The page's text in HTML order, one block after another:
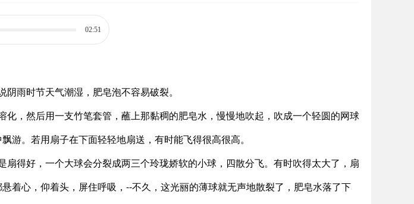
02:51
雨时节天气潮湿，肥皂泡不容易破裂。
，然后用一支竹笔套管，蘸上那黏稠的肥皂水，慢慢地吹起，吹成一个轻圆的网球
游。若用扇子在下面轻轻地扇送，有时能飞得很高很高。
得好，一个大球会分裂成两三个玲珑娇软的小球，四散分飞。有时吹得太大了，扇
着心，仰着头，屏住呼吸，--不久，这光丽的薄球就无声地散裂了，肥皂水落了下